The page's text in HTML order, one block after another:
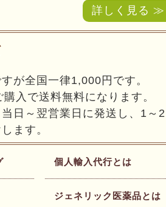
詳しく見る ≫
が全国一律1,000円です。
入で送料無料になります。
日～翌営業日に発送し、1～2
ます。
個人輸入代行とは
ジェネリック医薬品とは